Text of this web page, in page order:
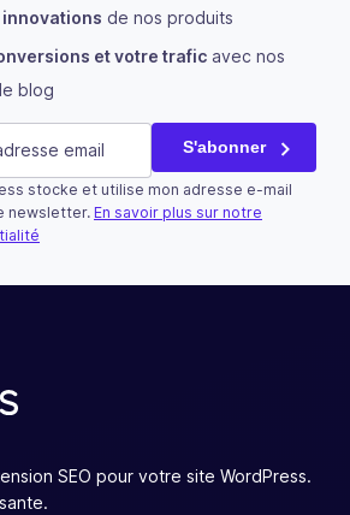
de nos produits
et votre trafic avec nos
blog
qu’à des fins de validation et
S'abonner
stocke et utilise mon adresse e-mail
newsletter. En savoir plus sur notre
SEO pour votre site WordPress.